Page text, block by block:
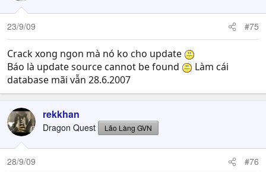
23/9/09 #75
Crack xong ngon mà nó ko cho update
Báo là update source cannot be found
Làm cái
database mãi vẫn 28.6.2007
rekkhan
Dragon Quest Lão Làng GVN
28/9/09 #76